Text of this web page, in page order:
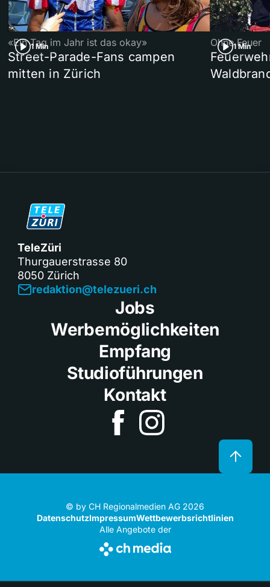
1 Min
«Ein Tag im Jahr ist das okay»
Street-Parade-Fans campen
mitten in Zürich
1 Min
Ohne Feuer
TeleZüri
Thurgauerstrasse 80
8050 Zürich
redaktion@telezueri.ch
Jobs
Werbemöglichkeiten
Empfang
Studioführungen
Kontakt
© by CH Regionalmedien AG 2026
DatenschutzImpressumWettbewerbsrichtlinien
Alle Angebote der